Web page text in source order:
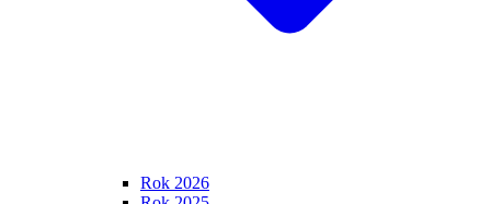
Rok 2026